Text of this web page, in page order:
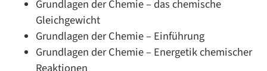
Grundlagen der Chemie – das chemische
Gleichgewicht
Grundlagen der Chemie – Einführung
Grundlagen der Chemie – Energetik chemischer